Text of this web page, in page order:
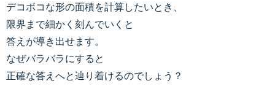
デコボコな形の面積を計算したいとき、
限界まで細かく刻んでいくと
答えが導き出せます。
なぜバラバラにすると
正確な答えへと辿り着けるのでしょう？